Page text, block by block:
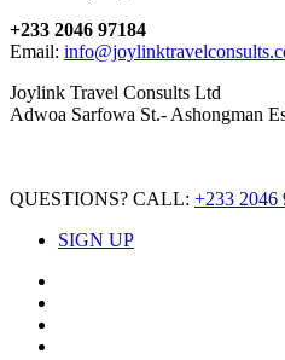
+233 2046 97184
Email:
Joylink Travel Consults Ltd
Adwoa Sarfowa St.- Ashongman
QUESTIONS? CALL: +233 2046
SIGN UP